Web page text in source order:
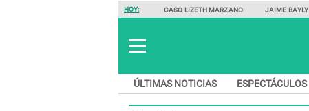
HOY: CASO LIZETH MARZANO JAIME BAYLY
ÚLTIMAS NOTICIAS ESPECTÁCULOS